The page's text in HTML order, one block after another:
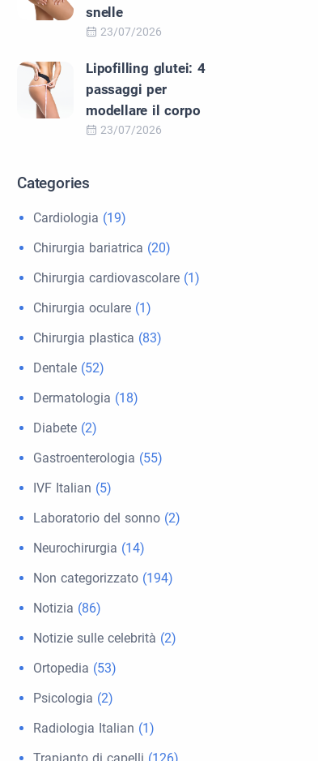
snelle
23/07/2026
Lipofilling glutei: 4
passaggi per
modellare il corpo
23/07/2026
Categories
Cardiologia (19)
Chirurgia bariatrica (20)
Chirurgia cardiovascolare (1)
Chirurgia oculare (1)
Chirurgia plastica (83)
Dentale (52)
Dermatologia (18)
Diabete (2)
Gastroenterologia (55)
IVF Italian (5)
Laboratorio del sonno (2)
Neurochirurgia (14)
Non categorizzato (194)
Notizia (86)
Notizie sulle celebrità (2)
Ortopedia (53)
Psicologia (2)
Radiologia Italian (1)